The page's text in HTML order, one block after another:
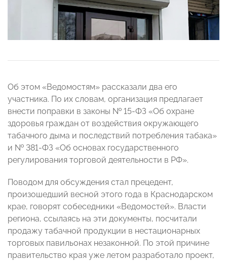
Об этом «Ведомостям» рассказали два его
участника. По их словам, организация предлагает
внести поправки в законы № 15-ФЗ «Об охране
здоровья граждан от воздействия окружающего
табачного дыма и последствий потребления табака»
и № 381-ФЗ «Об основах государственного
регулирования торговой деятельности в РФ».
Поводом для обсуждения стал прецедент,
произошедший весной этого года в Краснодарском
крае, говорят собеседники «Ведомостей». Власти
региона, ссылаясь на эти документы, посчитали
продажу табачной продукции в нестационарных
торговых павильонах незаконной. По этой причине
правительство края уже летом разработало проект,